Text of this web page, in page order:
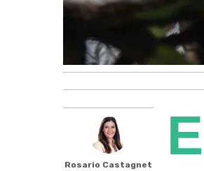
Rosario Castagnet E